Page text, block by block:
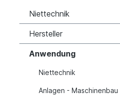
Niettechnik
Hersteller
Anwendung
Niettechnik
Anlagen - Maschinenbau